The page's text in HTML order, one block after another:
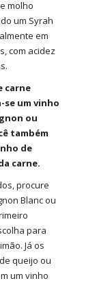
molho
um Syrah
em
com acidez
carne
se um vinho
ou
também
de
carne.
procure
Blanc ou
para
Já os
queijo ou
um vinho